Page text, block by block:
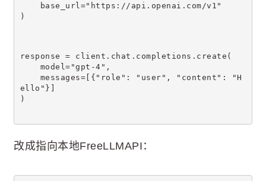
base_url="https://api.openai.com/v1"
)
response = client.chat.completions.create(
model="gpt-4",
messages=[{"role": "user", "content": "H
ello"}]
)
改成指向本地FreeLLMAPI：